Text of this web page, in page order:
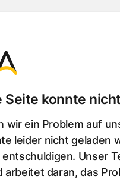
Seite konnte
wir ein Problem auf
leider nicht geladen
Unser
daran, das